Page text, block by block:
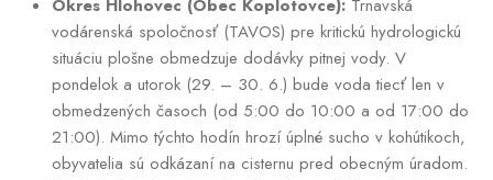
Okres Hlohovec (Obec Koplotovce): Trnavská
vodárenská spoločnosť (TAVOS) pre kritickú hydrologickú
situáciu plošne obmedzuje dodávky pitnej vody. V
pondelok a utorok (29. – 30. 6.) bude voda tiecť len v
obmedzených časoch (od 5:00 do 10:00 a od 17:00 do
21:00). Mimo týchto hodín hrozí úplné sucho v kohútikoch,
obyvatelia sú odkázaní na cisternu pred obecným úradom.